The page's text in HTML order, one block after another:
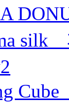
silk